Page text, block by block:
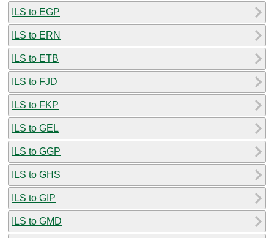
ILS to EGP
ILS to ERN
ILS to ETB
ILS to FJD
ILS to FKP
ILS to GEL
ILS to GGP
ILS to GHS
ILS to GIP
ILS to GMD